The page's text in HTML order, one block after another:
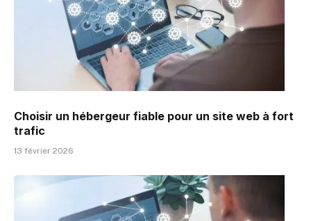
Choisir un hébergeur fiable pour un site web à fort
trafic
13 février 2026